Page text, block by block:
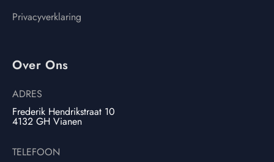
Privacyverklaring
Over Ons
ADRES
Frederik Hendrikstraat 10
4132 GH Vianen
TELEFOON